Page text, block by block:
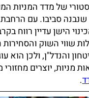
של מדד המניות
הישן עדיין רווח
שווי השוק והסחירות
והנדל"ן, ולכן הוא
מניות, יוצרים
.